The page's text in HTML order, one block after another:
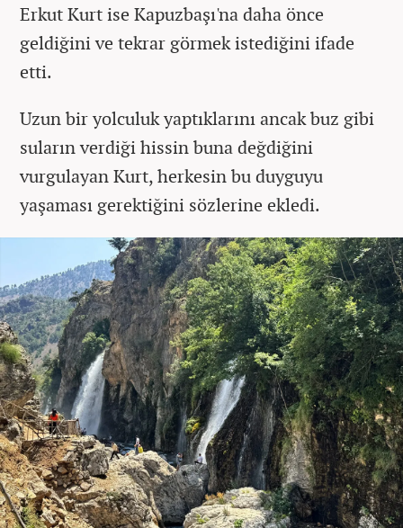
Erkut Kurt ise Kapuzbaşı'na daha önce
geldiğini ve tekrar görmek istediğini ifade
etti.
Uzun bir yolculuk yaptıklarını ancak buz gibi
suların verdiği hissin buna değdiğini
vurgulayan Kurt, herkesin bu duyguyu
yaşaması gerektiğini sözlerine ekledi.